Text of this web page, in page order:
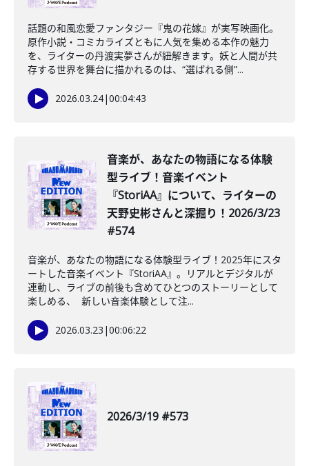
話題の和風恋愛ファンタジー『鬼の花嫁』が実写映画化。
原作小説・コミカライズともに人気を集める本作の魅力
を、ライターの丹渡実夢さんが紐解きます。妖と人間が共
存する世界を舞台に描かれるのは、“選ばれる側”...
2026.03.24|00:04:43
音楽が、あなたの物語になる体験
型ライブ！音楽イベント
『StoriAA』について、ライターの
天野史彬さんと深掘り！2026/3/23
#574
音楽が、あなたの物語になる体験型ライブ！2025年にスタ
ートした音楽イベント『StoriAA』。リアルとデジタルが
連動し、ライブの前後も含めてひとつのストーリーとして
楽しめる、 新しい音楽体験として注...
2026.03.23 |00:06:22
2026/3/19 #573